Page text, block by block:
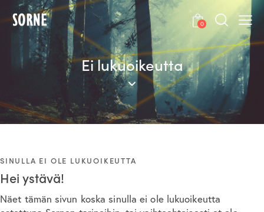
0
Ei lukuoikeutta
SINULLA EI OLE LUKUOIKEUTTA
Hei ystävä!
Näet tämän sivun koska sinulla ei ole lukuoikeutta